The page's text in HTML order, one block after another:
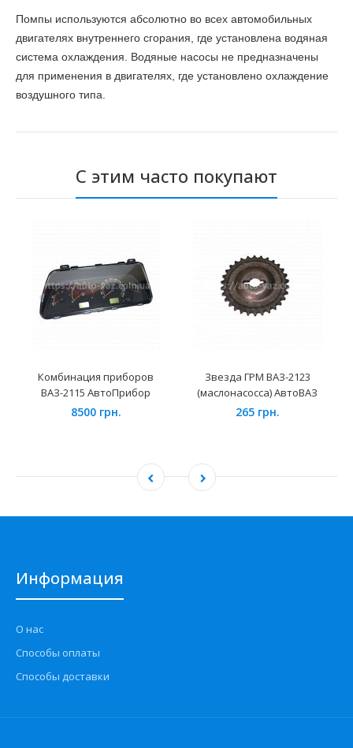
Помпы используются абсолютно во всех автомобильных
двигателях внутреннего сгорания, где установлена водяная
система охлаждения. Водяные насосы не предназначены
для применения в двигателях, где установлено охлаждение
воздушного типа.
С этим часто покупают
Комбинация приборов
ВАЗ-2115 АвтоПрибор
8500 грн.
Звезда ГРМ ВАЗ-2123
(маслонасосса) АвтоВАЗ
265 грн.
Информация
О нас
Способы оплаты
Способы доставки